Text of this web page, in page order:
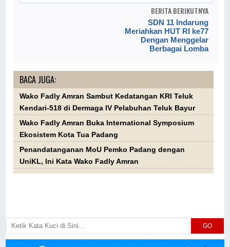
BERITA BERIKUTNYA
SDN 11 Indarung
Meriahkan HUT RI ke77
Dengan Menggelar
Berbagai Lomba
BACA JUGA:
Wako Fadly Amran Sambut Kedatangan KRI Teluk
Kendari-518 di Dermaga IV Pelabuhan Teluk Bayur
Wako Fadly Amran Buka International Symposium
Ekosistem Kota Tua Padang
Penandatanganan MoU Pemko Padang dengan
UniKL, Ini Kata Wako Fadly Amran
GO